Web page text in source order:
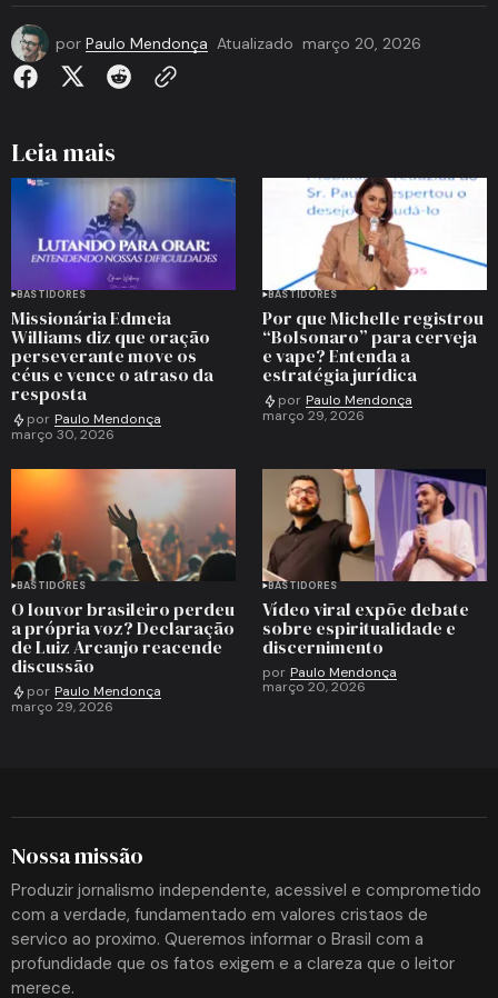
por Paulo Mendonça Atualizado março 20, 2026
Leia mais
BASTIDORES
Missionária Edmeia
Williams diz que oração
perseverante move os
céus e vence o atraso da
resposta
por Paulo Mendonça
março 30, 2026
BASTIDORES
Por que Michelle registrou
“Bolsonaro” para cerveja
e vape? Entenda a
estratégia jurídica
por Paulo Mendonça
março 29, 2026
BASTIDORES
O louvor brasileiro perdeu
a própria voz? Declaração
de Luiz Arcanjo reacende
discussão
por Paulo Mendonça
março 29, 2026
BASTIDORES
Vídeo viral expõe debate
sobre espiritualidade e
discernimento
por Paulo Mendonça
março 20, 2026
Nossa missão
Produzir jornalismo independente, acessivel e comprometido
com a verdade, fundamentado em valores cristaos de
servico ao proximo. Queremos informar o Brasil com a
profundidade que os fatos exigem e a clareza que o leitor
merece.